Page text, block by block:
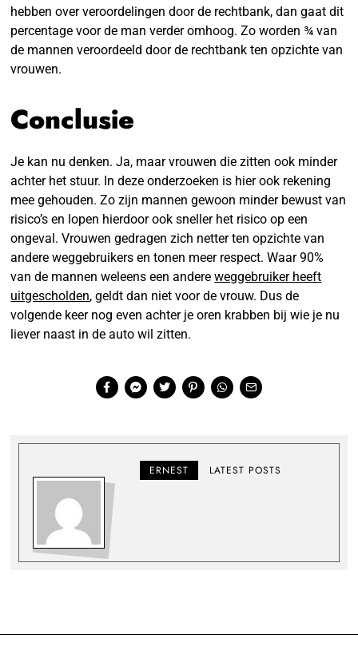
hebben over veroordelingen door de rechtbank, dan gaat dit
percentage voor de man verder omhoog. Zo worden ¾ van
de mannen veroordeeld door de rechtbank ten opzichte van
vrouwen.
Conclusie
Je kan nu denken. Ja, maar vrouwen die zitten ook minder
achter het stuur. In deze onderzoeken is hier ook rekening
mee gehouden. Zo zijn mannen gewoon minder bewust van
risico’s en lopen hierdoor ook sneller het risico op een
ongeval. Vrouwen gedragen zich netter ten opzichte van
andere weggebruikers en tonen meer respect. Waar 90%
van de mannen weleens een andereweggebruiker heeft
uitgescholden, geldt dan niet voor de vrouw. Dus de
volgende keer nog even achter je oren krabben bij wie je nu
liever naast in de auto wil zitten.
ERNEST LATEST POSTS